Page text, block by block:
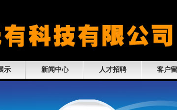
示 新闻中心 人才招聘 客户